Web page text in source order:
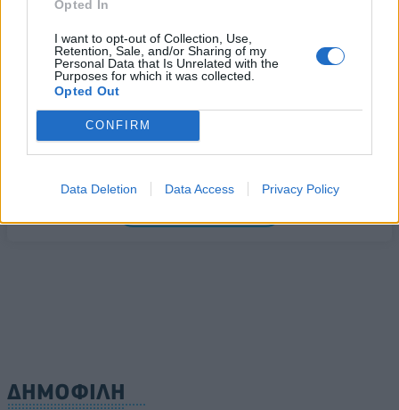
Opted In
I want to opt-out of Collection, Use,
Retention, Sale, and/or Sharing of my
Personal Data that Is Unrelated with the
Purposes for which it was collected.
Opted Out
CONFIRM
Data Deletion Data Access Privacy Policy
των πολιτών
08/08/2026 - 11:48 ΥΓΕΙΑ
Ελληνική Αναπτυξιακή Τράπεζα: Με «προίκα» 2 δισ.
ευρώ ανοίγει δρόμο για δάνεια έως 5 δισ. σε
μικρομεσαίες
5G παντού, 6G στον ορίζοντα: Πού βρίσκεται η
ΔΗΜΟΦΙΛΗ